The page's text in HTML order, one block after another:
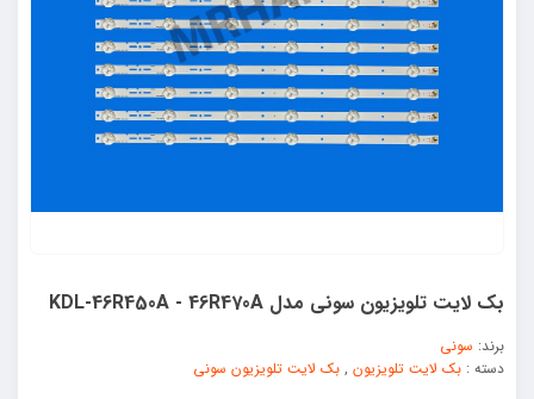
بک لایت تلویزیون سونی مدل KDL-46R450A - 46R470A
برند: سونی
دسته : بک لایت تلویزیون , بک لایت تلویزیون سونی